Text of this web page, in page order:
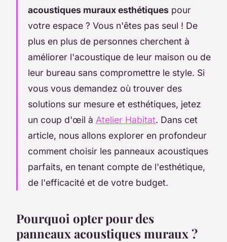
acoustiques muraux esthétiques pour
votre espace ? Vous n'êtes pas seul ! De
plus en plus de personnes cherchent à
améliorer l'acoustique de leur maison ou de
leur bureau sans compromettre le style. Si
vous vous demandez où trouver des
solutions sur mesure et esthétiques, jetez
un coup d'œil à Atelier Habitat. Dans cet
article, nous allons explorer en profondeur
comment choisir les panneaux acoustiques
parfaits, en tenant compte de l'esthétique,
de l'efficacité et de votre budget.
Pourquoi opter pour des
panneaux acoustiques muraux ?